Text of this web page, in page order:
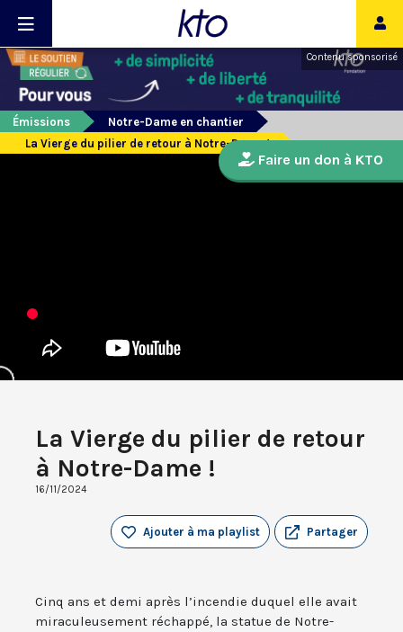
Contenu sponsorisé
Émissions
Notre-Dame en chantier
La Vierge du pilier de retour à Notre-Dame !
La Vierge du pilier de retour
à Notre-Dame !
16/11/2024
Partager
Ajouter à ma playlist
Cinq ans et demi après l’incendie duquel elle avait
miraculeusement réchappé, la statue de Notre-
Faire un don à KTO